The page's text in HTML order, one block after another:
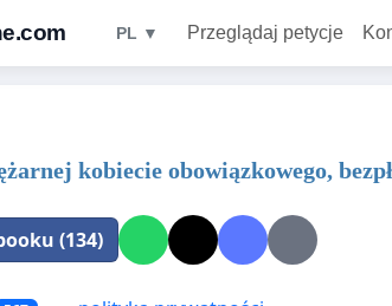
PL ▼ Przeglądaj petycje
kobiecie obowiązkowego,
(134)